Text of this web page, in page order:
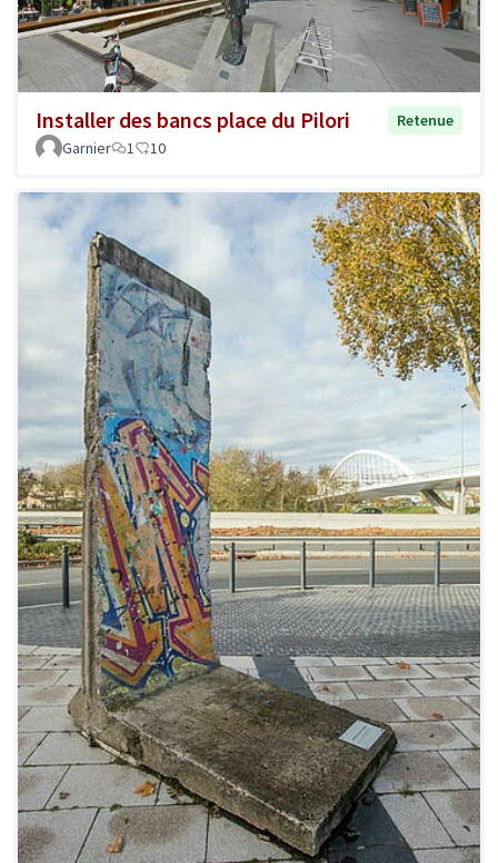
Installer des bancs place du Pilori
Retenue
Garnier
1 10